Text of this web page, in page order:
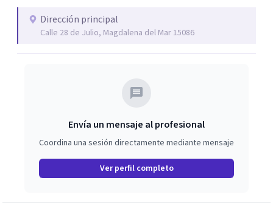
Dirección principal
Calle 28 de Julio, Magdalena del Mar 15086
Envía un mensaje al profesional
Coordina una sesión directamente mediante mensaje
Ver perfil completo